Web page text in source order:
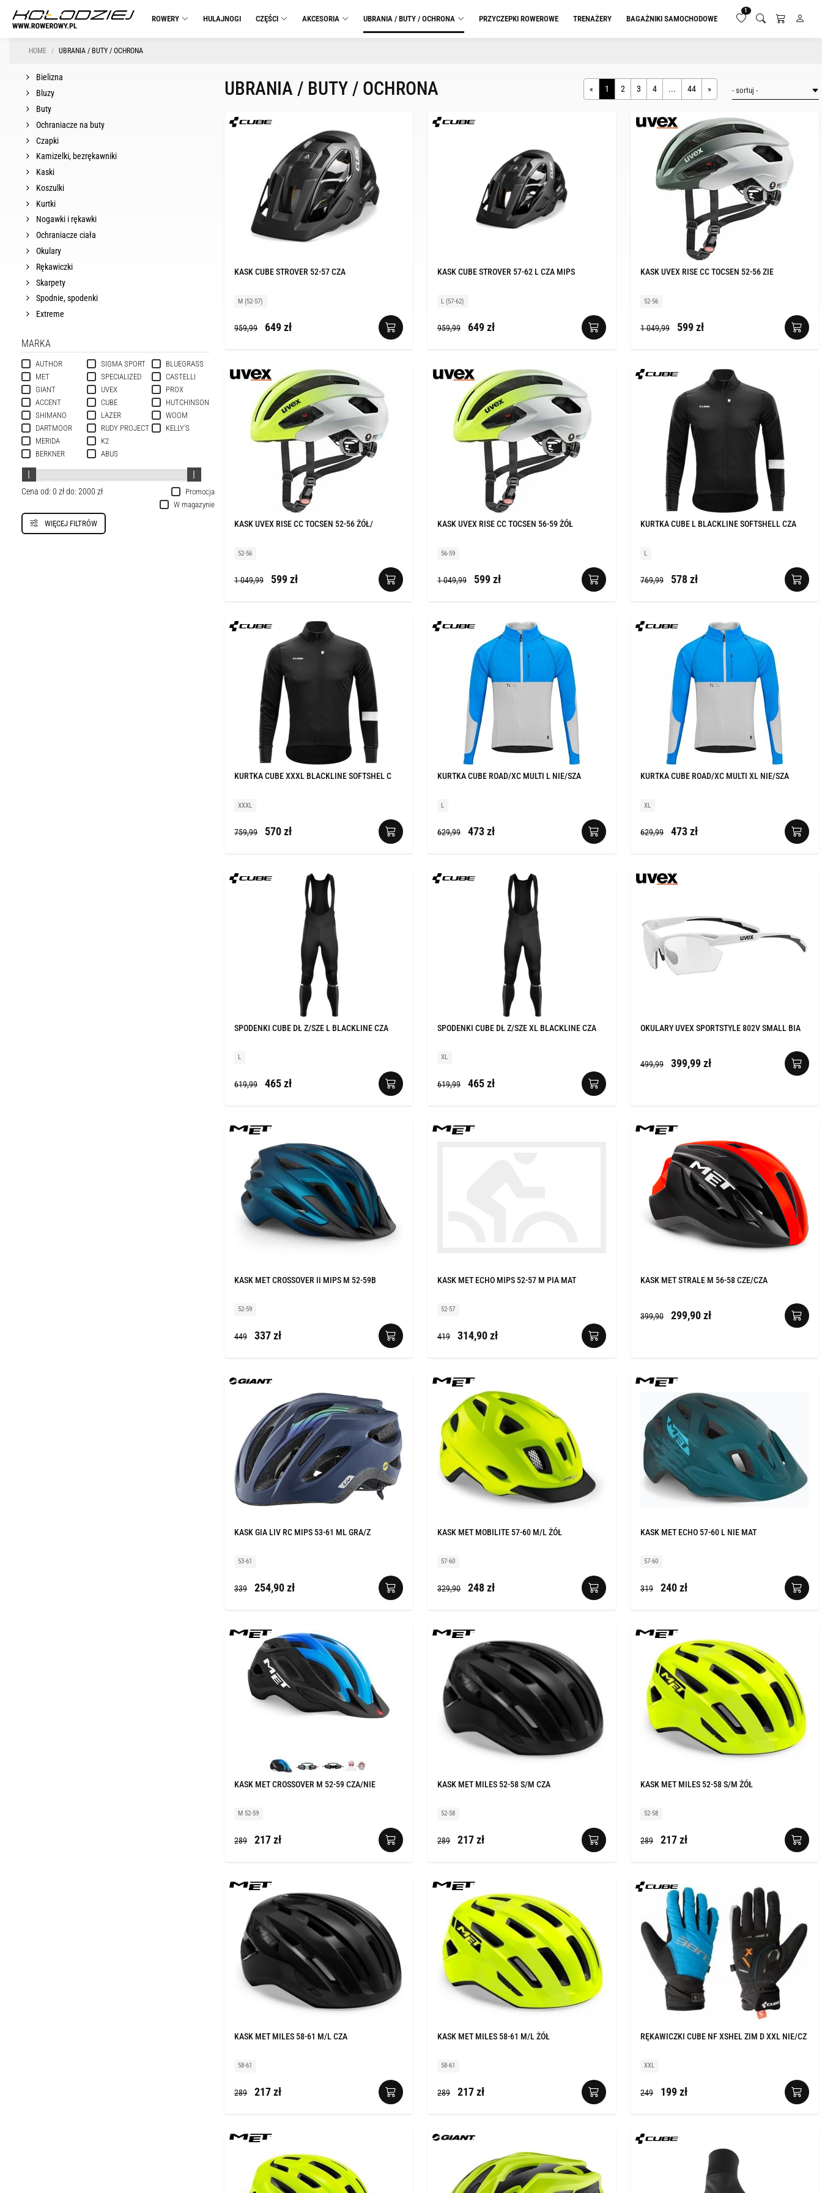
ROWERY HULAJNOGI CZĘŚCI AKCESORIA UBRANIA / BUTY / OCHRONA PRZYCZEPKI ROWEROWE TRENAŻERY BAGAŻNIKI SAMOCHODOWE
1
HOME UBRANIA / BUTY / OCHRONA
Bielizna
Bluzy
Buty
Ochraniacze na buty
Czapki
Kamizelki, bezrękawniki
Kaski
Koszulki
Kurtki
Nogawki i rękawki
Ochraniacze ciała
Okulary
Rękawiczki
Skarpety
Spodnie, spodenki
Extreme
MARKA
AUTHOR
MET
GIANT
ACCENT
SHIMANO
DARTMOOR
MERIDA
BERKNER
SIGMA SPORT
SPECIALIZED
UVEX
CUBE
LAZER
RUDY PROJECT
K2
ABUS
BLUEGRASS
CASTELLI
PROX
HUTCHINSON
WOOM
KELLY'S
Promocja
Cena od: 0 złdo: 2000 zł
W magazynie
WIĘCEJ FILTRÓW
UBRANIA / BUTY / OCHRONA « 1 2 3 4 ... 44 »
KASK CUBE STROVER 52-57 CZA
M (52-57)
959,99 649 zł
KASK CUBE STROVER 57-62 L CZA MIPS
L (57-62)
959,99 649 zł
KASK UVEX RISE CC TOCSEN 52-56 ZIE
52-56
1 049,99 599 zł
KASK UVEX RISE CC TOCSEN 52-56 ŻÓŁ/
52-56
1 049,99 599 zł
KASK UVEX RISE CC TOCSEN 56-59 ŻÓŁ
56-59
1 049,99 599 zł
KURTKA CUBE L BLACKLINE SOFTSHELL CZA
L
769,99 578 zł
KURTKA CUBE XXXL BLACKLINE SOFTSHEL C
XXXL
759,99 570 zł
KURTKA CUBE ROAD/XC MULTI L NIE/SZA
L
629,99 473 zł
KURTKA CUBE ROAD/XC MULTI XL NIE/SZA
XL
629,99 473 zł
SPODENKI CUBE DŁ Z/SZE L BLACKLINE CZA
L
619,99 465 zł
SPODENKI CUBE DŁ Z/SZE XL BLACKLINE CZA
XL
619,99 465 zł
OKULARY UVEX SPORTSTYLE 802V SMALL BIA
499,99 399,99 zł
KASK MET CROSSOVER II MIPS M 52-59B
52-59
449 337 zł
KASK MET ECHO MIPS 52-57 M PIA MAT
52-57
419 314,90 zł
KASK MET STRALE M 56-58 CZE/CZA
399,90 299,90 zł
KASK GIA LIV RC MIPS 53-61 ML GRA/Z
53-61
339 254,90 zł
KASK MET MOBILITE 57-60 M/L ŻÓŁ
57-60
329,90 248 zł
KASK MET ECHO 57-60 L NIE MAT
57-60
319 240 zł
KASK MET CROSSOVER M 52-59 CZA/NIE
M 52-59
289 217 zł
KASK MET MILES 52-58 S/M CZA
52-58
289 217 zł
KASK MET MILES 52-58 S/M ŻÓŁ
52-58
289 217 zł
KASK MET MILES 58-61 M/L CZA
58-61
289 217 zł
KASK MET MILES 58-61 M/L ŻÓŁ
58-61
289 217 zł
RĘKAWICZKI CUBE NF XSHEL ZIM D XXL NIE/CZ
XXL
249 199 zł